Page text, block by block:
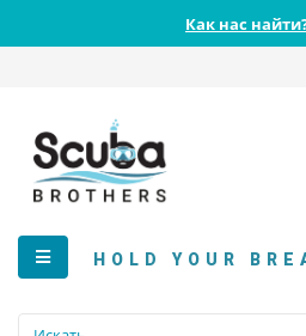
Как нас
HOLD YOUR